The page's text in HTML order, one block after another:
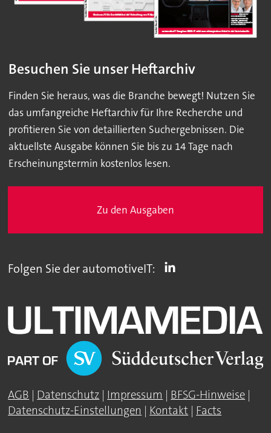
Besuchen Sie unser Heftarchiv
Finden Sie heraus, was die Branche bewegt! Nutzen Sie
das umfangreiche Heftarchiv für Ihre Recherche und
profitieren Sie von detaillierten Suchergebnissen. Die
aktuellste Ausgabe können Sie bis zu 14 Tage nach
Erscheinungstermin kostenlos lesen.
Zu den Ausgaben
Folgen Sie der automotiveIT:
AGB | Datenschutz | Impressum | BFSG-Hinweise |
Datenschutz-Einstellungen | Kontakt | Facts